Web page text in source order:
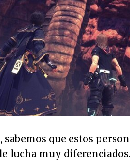
sabemos que estos
lucha muy